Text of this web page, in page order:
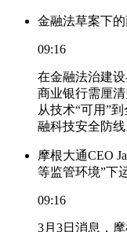
金融法草案下
09:16
在金融法治建
商业银行需厘
从技术“可用”
融科技安全防线
摩根大通CEO
等监管环境”下
09:16
3月3日消息，摩